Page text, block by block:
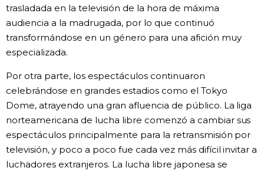
trasladada en la televisión de la hora de máxima
audiencia a la madrugada, por lo que continuó
transformándose en un género para una afición muy
especializada.
Por otra parte, los espectáculos continuaron
celebrándose en grandes estadios como el Tokyo
Dome, atrayendo una gran afluencia de público. La liga
norteamericana de lucha libre comenzó a cambiar sus
espectáculos principalmente para la retransmisión por
televisión, y poco a poco fue cada vez más difícil invitar a
luchadores extranjeros. La lucha libre japonesa se